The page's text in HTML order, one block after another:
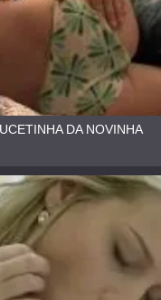
DA NOVINHA